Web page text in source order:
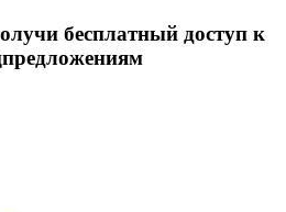
бесплатный доступ к